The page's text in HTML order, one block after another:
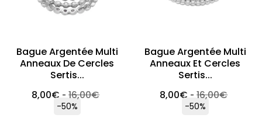
Bague Argentée Multi
Anneaux De Cercles
Sertis...
8,00€ -16,00€
-50%
Bague Argentée Multi
Anneaux Et Cercles
Sertis...
8,00€ -16,00€
-50%